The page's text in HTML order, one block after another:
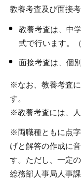
教養考査及び面接
教養考査は、中
式で行います。
面接考査は、個
※なお、教養考査
す。
※教養考査には、人
※両職種ともに点
げと解答の作成に
す。ただし、一定
総務部人事局人事